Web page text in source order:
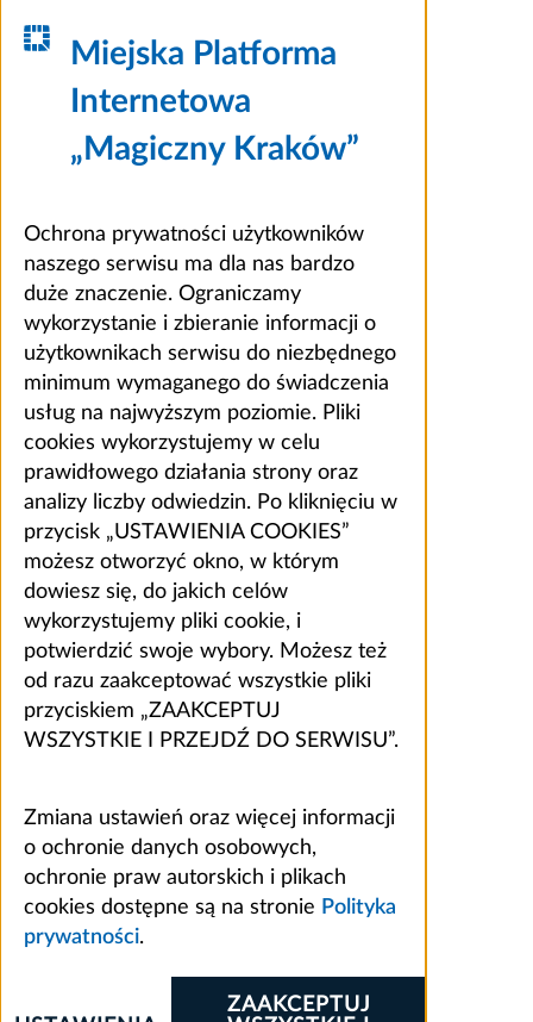
Miejska Platforma
Internetowa
„Magiczny Kraków”
Ochrona prywatności użytkowników
naszego serwisu ma dla nas bardzo
duże znaczenie. Ograniczamy
wykorzystanie i zbieranie informacji o
użytkownikach serwisu do niezbędnego
minimum wymaganego do świadczenia
usług na najwyższym poziomie. Pliki
cookies wykorzystujemy w celu
prawidłowego działania strony oraz
analizy liczby odwiedzin. Po kliknięciu w
przycisk „USTAWIENIA COOKIES”
możesz otworzyć okno, w którym
dowiesz się, do jakich celów
wykorzystujemy pliki cookie, i
potwierdzić swoje wybory. Możesz też
od razu zaakceptować wszystkie pliki
przyciskiem „ZAAKCEPTUJ
WSZYSTKIE I PRZEJDŹ DO SERWISU”.
Zmiana ustawień oraz więcej informacji
o ochronie danych osobowych,
ochronie praw autorskich i plikach
cookies dostępne są na stronie Polityka
prywatności.
ZAAKCEPTUJ